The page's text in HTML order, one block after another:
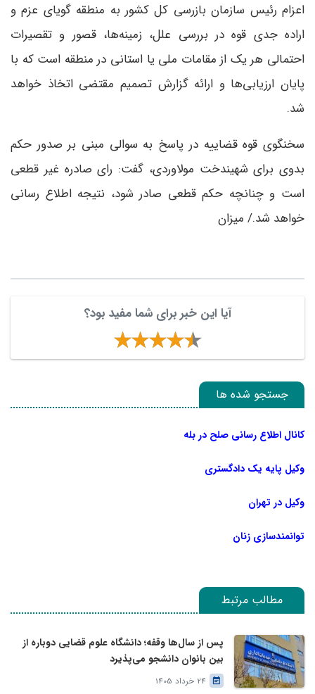
اعزام رئیس سازمان بازرسی کل کشور به منطقه گویای عزم و
اراده جدی قوه در بررسی علل، زمینه‌ها، قصور و تقصیرات
احتمالی هر یک از مقامات ملی یا استانی در منطقه است که با
پایان ارزیابی‌ها و ارائه گزارش تصمیم مقتضی اتخاذ خواهد
شد.
سخنگوی قوه قضاییه در پاسخ به سوالی مبنی بر صدور حکم
بدوی برای شهیندخت مولاوردی، گفت: رای صادره غیر قطعی
است و چنانچه حکم قطعی صادر شود، نتیجه اطلاع رسانی
خواهد شد./ میزان
آیا این خبر برای شما مفید بود؟
جستجو شده ها
کانال اطلاع رسانی صلح در بله
وکیل پایه یک دادگستری
وکیل در تهران
توانمندسازی زنان
مطالب مرتبط
پس از سال‌ها وقفه؛ دانشگاه علوم قضایی دوباره از
بین بانوان دانشجو می‌پذیرد
24 خرداد 1405